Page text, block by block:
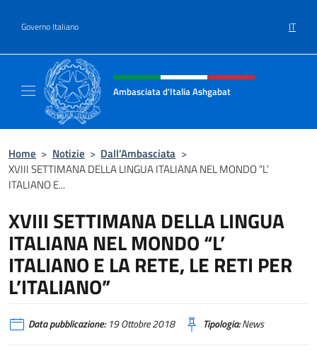
Governo Italiano IT
Intestazione sito, social e menù
Ambasciata d'Italia Ashgabat
Home > Notizie > Dall’Ambasciata >
XVIII SETTIMANA DELLA LINGUA ITALIANA NEL MONDO “L’
ITALIANO E...
XVIII SETTIMANA DELLA LINGUA
ITALIANA NEL MONDO “L’
ITALIANO E LA RETE, LE RETI PER
L’ITALIANO”
Data pubblicazione:19 Ottobre 2018 Tipologia:News